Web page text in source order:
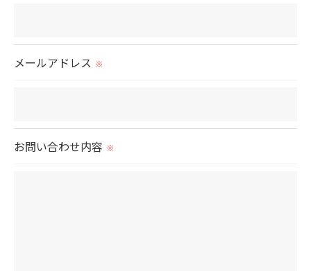
メールアドレス ※
お問い合わせ内容 ※